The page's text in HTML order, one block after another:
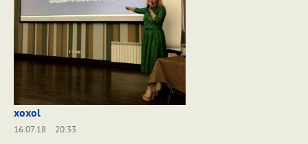
xoxol
16.07.18
20:33